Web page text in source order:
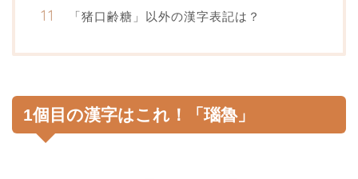
「猪口齢糖」以外の漢字表記は？
1個目の漢字はこれ！「瑙魯」